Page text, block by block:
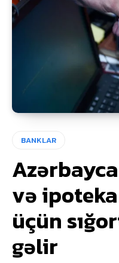
BANKLAR
və
üçün
gəlir